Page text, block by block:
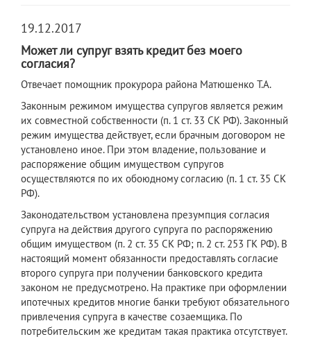
19.12.2017
Может ли супруг взять кредит без моего
согласия?
Отвечает помощник прокурора района Матюшенко Т.А.
Законным режимом имущества супругов является режим
их совместной собственности (п. 1 ст. 33 СК РФ). Законный
режим имущества действует, если брачным договором не
установлено иное. При этом владение, пользование и
распоряжение общим имуществом супругов
осуществляются по их обоюдному согласию (п. 1 ст. 35 СК
РФ).
Законодательством установлена презумпция согласия
супруга на действия другого супруга по распоряжению
общим имуществом (п. 2 ст. 35 СК РФ; п. 2 ст. 253 ГК РФ). В
настоящий момент обязанности предоставлять согласие
второго супруга при получении банковского кредита
законом не предусмотрено. На практике при оформлении
ипотечных кредитов многие банки требуют обязательного
привлечения супруга в качестве созаемщика. По
потребительским же кредитам такая практика отсутствует.